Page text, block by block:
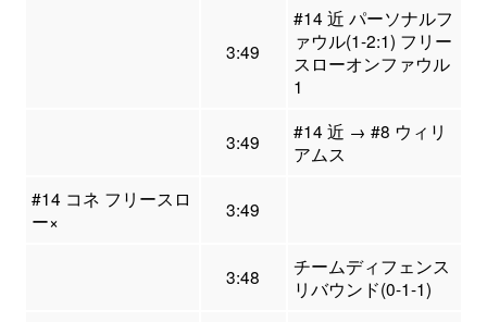
3:49
#14 近 パーソナルフ
ァウル(1-2:1) フリー
スローオンファウル
1
3:49
#14 近 → #8 ウィリ
アムス
#14 コネ フリースロ
ー×
3:49
3:48
チームディフェンス
リバウンド(0-1-1)